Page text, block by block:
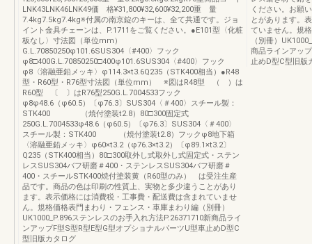
LNK43LNK46LNK49価 格¥31,800¥32,600¥32,200重 量
7.4kg7.5kg7.4kg※付属の南京錠のキーは、全て共通です。ジョ
イント金具チェーンは、P.1711をご覧ください。●E101型〈化粧
板なし〉寸法図（単位mm）
G.L.70850250φ101.6SUS304〈#400〉フック
φ8□400G.L.70850250□400φ101.6SUS304〈#400〉フック
φ8〈溶融亜鉛メッキ〉φ114.3×t3.6Q235（STK400相当）●R48
型・R60型・R76型寸法図（単位mm） ※図はR48型 （ ）は
R60型 〔 〕はR76型250G.L.7004533フック
φ8φ48.6（φ60.5）〔φ76.3〕SUS304〈＃400〉スチール製：
STK400 （焼付塗装t2.8）80□300固定式
250G.L.7004533φ48.6（φ60.5）〔φ76.3〕SUS304〈＃400〉
スチール製：STK400 （焼付塗装t2.8）フックφ8地下箱
〈溶融亜鉛メッキ〉φ60×t3.2（φ76.3×t3.2）〔φ89.1×t3.2〕
Q235（STK400相当）80□300取外し式取外し式固定式・ステン
レスSUS304バフ研磨＃400・ステンレスSUS304バフ研磨＃
400・スチールSTK400焼付塗装黄（R60型のみ） は受注生産
品です。商品の色は印刷の性質上、実物と多少違うことがあり
ます。表示価格には消費税・工事費・配送費は含まれていませ
ん。規格価格表門まわり・フェンス・車庫まわり編（別冊）
UK1000_P.896ステンレスのお手入れ方法P.26371710新商品ライ
ンアップF型S型R型E型G型オプショナルパーツU型車止めD型C
型旧版カタログ
ください。お願
とがあります。
ていません。規
（別冊）
商品ラインアッ
止めD型C型旧版